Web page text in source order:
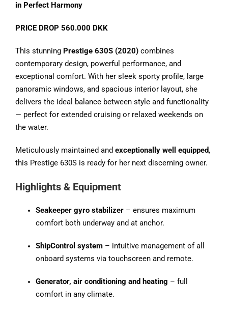
in Perfect Harmony
PRICE DROP 560.000 DKK
This stunning Prestige 630S (2020) combines
contemporary design, powerful performance, and
exceptional comfort. With her sleek sporty profile, large
panoramic windows, and spacious interior layout, she
delivers the ideal balance between style and functionality
— perfect for extended cruising or relaxed weekends on
the water.
Meticulously maintained and exceptionally well equipped,
this Prestige 630S is ready for her next discerning owner.
Highlights & Equipment
Seakeeper gyro stabilizer – ensures maximum
comfort both underway and at anchor.
ShipControl system – intuitive management of all
onboard systems via touchscreen and remote.
Generator, air conditioning and heating – full
comfort in any climate.